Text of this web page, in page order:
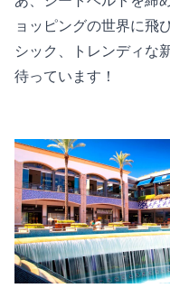
ョッピングの世界に飛
シック、トレンディな
待っています！